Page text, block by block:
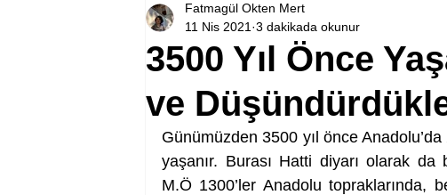
3500 Yıl Önce
ve
Fatmagül Okten Mert
11 Nis 2021 3 dakikada okunur
Günümüzden 3500 yıl önce
yaşanır. Burası Hatti diyarı olarak da
M.Ö 1300’ler Anadolu topraklarında,